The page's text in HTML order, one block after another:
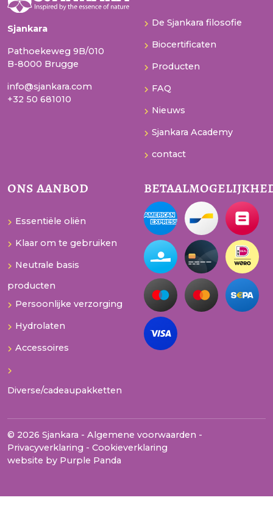
Sjankara
Pathoekeweg 9B/010
B-8000 Brugge
info@sjankara.com
+32 50 681010
De Sjankara filosofie
Biocertificaten
Producten
FAQ
Nieuws
Sjankara Academy
contact
ons aanbod
Essentiële oliën
Klaar om te gebruiken
Neutrale basis
producten
Persoonlijke verzorging
Hydrolaten
Accessoires
Diverse/cadeaupakketten
© 2026 Sjankara - Algemene voorwaarden -
Privacyverklaring - Cookieverklaring
website by Purple Panda